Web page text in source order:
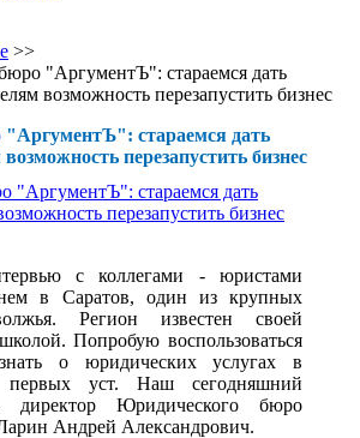
>>
"АргументЪ": стараемся дать
возможность перезапустить бизнес
стараемся дать
перезапустить бизнес
с коллегами - юристами
в Саратов, один из крупных
Регион известен своей
Попробую воспользоваться
о юридических услугах в
первых уст. Наш сегодняшний
директор Юридического бюро
Андрей Александрович.